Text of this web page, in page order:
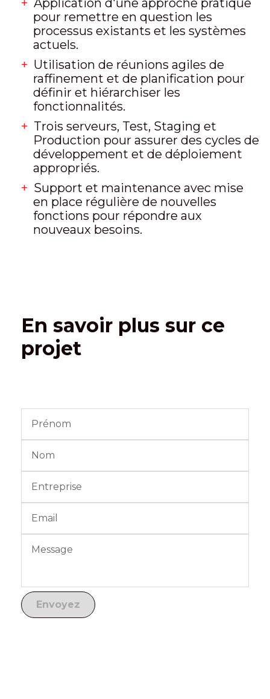
Application d'une approche pratique
pour remettre en question les
processus existants et les systèmes
actuels.
Utilisation de réunions agiles de
raffinement et de planification pour
définir et hiérarchiser les
fonctionnalités.
Trois serveurs, Test, Staging et
Production pour assurer des cycles de
développement et de déploiement
appropriés.
Support et maintenance avec mise
en place régulière de nouvelles
fonctions pour répondre aux
nouveaux besoins.
En savoir plus sur ce
projet